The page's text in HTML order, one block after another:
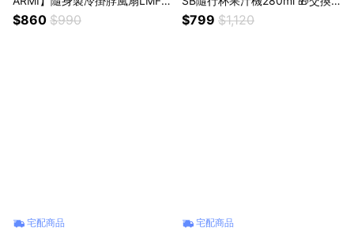
8✨急速製冷冰直降10°C✨超長
續航力⚡(SHOPPING99)
$860 $990
禮物🎁聖誕節🎁生日禮物🎁好禮
首選 (SHOPPING99)
$799 $1,120
宅配商品 宅配商品